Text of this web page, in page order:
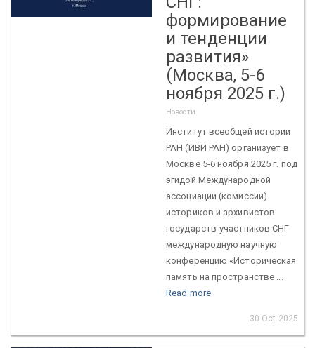
формирование
и тенденции
развития»
(Москва, 5-6
ноября 2025 г.)
Новости
Институт всеобщей истории
РАН (ИВИ РАН) организует в
Москве 5-6 ноября 2025 г. под
эгидой Международной
ассоциации (комиссии)
историков и архивистов
государств-участников СНГ
международную научную
конференцию «Историческая
память на пространстве ...
Read more
30 Oct 2025